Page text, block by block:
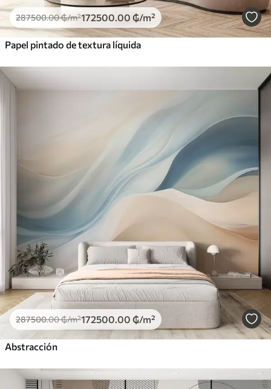
287500.00₲/m²172500 .00 ₲/m²
Papel pintado de textura líquida
287500.00₲/m²172500 .00 ₲/m²
Abstracción